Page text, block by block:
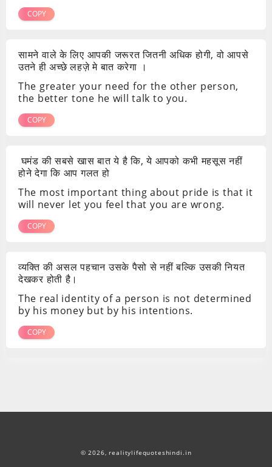
COPY
सामने वाले के लिए आपकी जरूरत जितनी अधिक होगी, वो आपसे
उतने ही अच्छे लहज़े मे बात करेगा ।
The greater your need for the other person,
the better tone he will talk to you.
COPY
घमंड की सबसे खास बात ये है कि, ये आपको कभी महसूस नहीं
होने देगा कि आप गलत हो
The most important thing about pride is that it
will never let you feel that you are wrong.
COPY
व्यक्ति की असल पहचान उसके पैसो से नहीं बल्कि उसकी नियत
देखकर होती है।
The real identity of a person is not determined
by his money but by his intentions.
COPY
© 2026,realitylifequoteshindi.in